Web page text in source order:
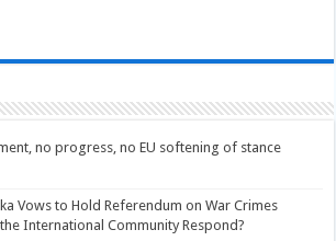
no progress, no EU softening of stance
Vows to Hold Referendum on War Crimes
International Community Respond?